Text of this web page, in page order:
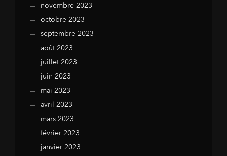
novembre 2023
octobre 2023
septembre 2023
août 2023
juillet 2023
juin 2023
mai 2023
avril 2023
mars 2023
février 2023
janvier 2023